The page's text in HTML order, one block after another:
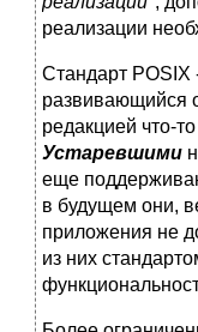
реализации
Стандарт POSIX
развивающийся
редакцией что-
Устаревшими
еще
в будущем они,
приложения не
из них